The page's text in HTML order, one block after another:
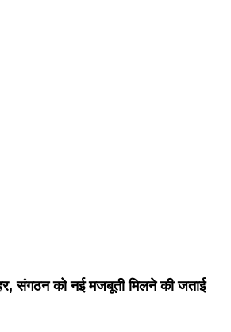
संगठन को नई मजबूती मिलने की जताई